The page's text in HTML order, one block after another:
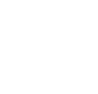
bedste
modekollektioner
enkelt Tiger of
blevet bredere,
du finde både